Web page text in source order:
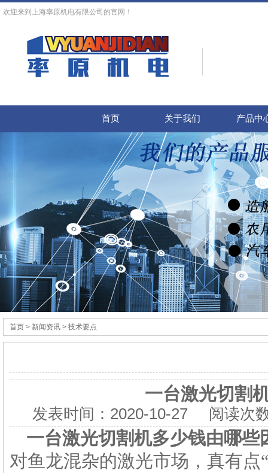
欢迎来到上海率原机电有限公司的官网！
首页 关于我们 产品中
首页 > 新闻资讯 > 技术要点
一台激光切割
发表时间： 2020-10-27阅读次
一台激光切割机多少钱由哪些
对鱼龙混杂的激光市场，真有